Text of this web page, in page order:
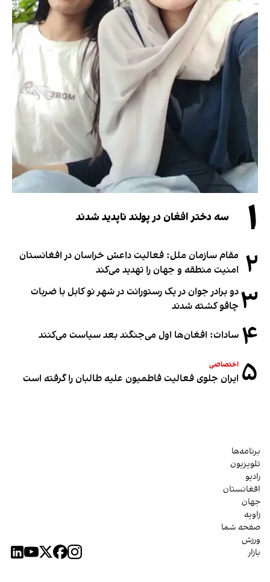
۱ سه دختر افغان در پولند ناپدید شدند
۲ مقام سازمان ملل: فعالیت داعش خراسان در افغانستان
امنیت منطقه و جهان را تهدید می‌کند
۳دو برادر جوان در یک رستورانت در شهر نو کابل با ضربات
چاقو کشته شدند
۴ سادات: افغان‌ها اول می‌جنگند بعد سیاست می‌کنند
۵ اختصاصی
ایران جلوی فعالیت فاطمیون علیه طالبان را گرفته است
برنامه‌ها
تلویزیون
رادیو
افغانستان
جهان
زاویه
صفحه شما
ورزش
بازار